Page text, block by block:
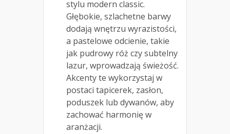
stylu modern classic.
Głębokie, szlachetne barwy
dodają wnętrzu wyrazistości,
a pastelowe odcienie, takie
jak pudrowy róż czy subtelny
lazur, wprowadzają świeżość.
Akcenty te wykorzystaj w
postaci tapicerek, zasłon,
poduszek lub dywanów, aby
zachować harmonię w
aranżacji.